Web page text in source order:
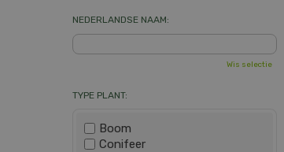
NEDERLANDSE NAAM:
Wis selectie
TYPE PLANT:
Boom
Conifeer